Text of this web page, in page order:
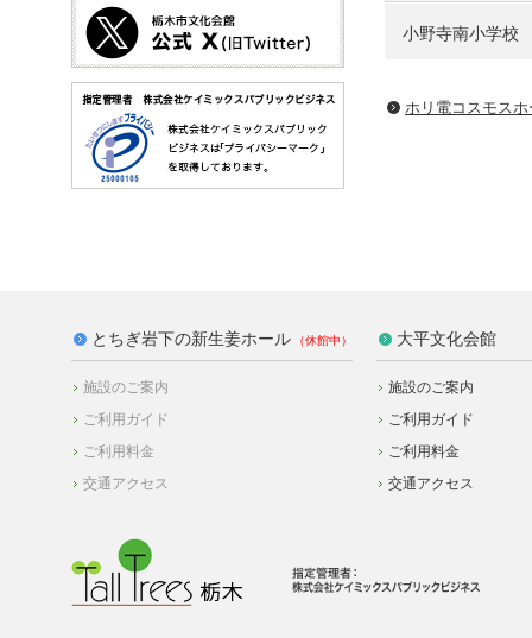
小野寺南小学校
ホリ電コスモス
とちぎ岩下の新生姜ホール
施設のご案内
ご利用ガイド
ご利用料金
交通アクセス
大平文化会館
施設のご案内
ご利用ガイド
ご利用料金
交通アクセス